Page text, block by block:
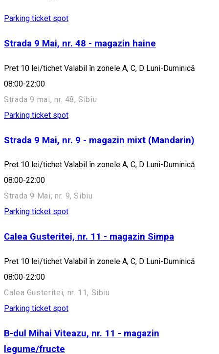
Parking ticket spot
Strada 9 Mai, nr. 48 - magazin haine
Pret 10 lei/tichet Valabil în zonele A, C, D Luni-Duminică
08:00-22:00
Strada 9 mai, nr. 48, Sibiu
Parking ticket spot
Strada 9 Mai, nr. 9 - magazin mixt (Mandarin)
Pret 10 lei/tichet Valabil în zonele A, C, D Luni-Duminică
08:00-22:00
Strada 9 Mai; nr. 9, Sibiu
Parking ticket spot
Calea Gusteritei, nr. 11 - magazin Simpa
Pret 10 lei/tichet Valabil în zonele A, C, D Luni-Duminică
08:00-22:00
Calea Gusteritei, nr. 11, Sibiu
Parking ticket spot
B-dul Mihai Viteazu, nr. 11 - magazin
legume/fructe